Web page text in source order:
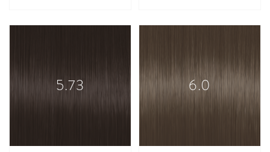
5.73 6.0